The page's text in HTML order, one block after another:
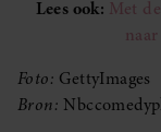
Lees ook: Met
Foto: GettyImages
Bron: